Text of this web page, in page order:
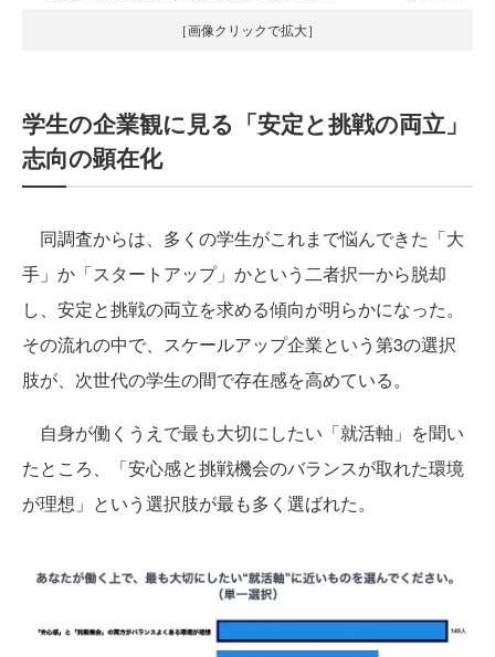
［画像クリックで拡大］
学生の企業観に見る「安定と挑戦の両立」
志向の顕在化
同調査からは、多くの学生がこれまで悩んできた「大
手」か「スタートアップ」かという二者択一から脱却
し、安定と挑戦の両立を求める傾向が明らかになった。
その流れの中で、スケールアップ企業という第3の選択
肢が、次世代の学生の間で存在感を高めている。
自身が働くうえで最も大切にしたい「就活軸」を聞い
たところ、「安心感と挑戦機会のバランスが取れた環境
が理想」という選択肢が最も多く選ばれた。